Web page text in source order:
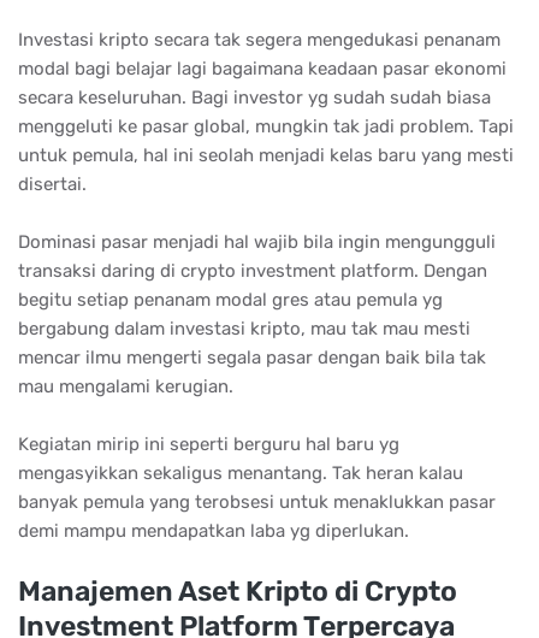
Investasi kripto secara tak segera mengedukasi penanam
modal bagi belajar lagi bagaimana keadaan pasar ekonomi
secara keseluruhan. Bagi investor yg sudah sudah biasa
menggeluti ke pasar global, mungkin tak jadi problem. Tapi
untuk pemula, hal ini seolah menjadi kelas baru yang mesti
disertai.
Dominasi pasar menjadi hal wajib bila ingin mengungguli
transaksi daring di crypto investment platform. Dengan
begitu setiap penanam modal gres atau pemula yg
bergabung dalam investasi kripto, mau tak mau mesti
mencar ilmu mengerti segala pasar dengan baik bila tak
mau mengalami kerugian.
Kegiatan mirip ini seperti berguru hal baru yg
mengasyikkan sekaligus menantang. Tak heran kalau
banyak pemula yang terobsesi untuk menaklukkan pasar
demi mampu mendapatkan laba yg diperlukan.
Mаnаjеmеn Aѕеt Krірtо dі Crурtо
Invеѕtmеnt Plаtfоrm Tеrреrсауа